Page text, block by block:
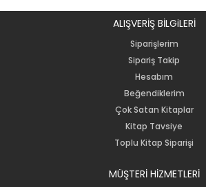
ALIŞVERİŞ BİLGiLERİ
Siparişlerim
Sipariş Takip
Hesabım
Beğendiklerim
Çok Satan Kitaplar
Kitap Tavsiye
Toplu Kitap Siparişi
MÜŞTERİ HİZMETLERİ